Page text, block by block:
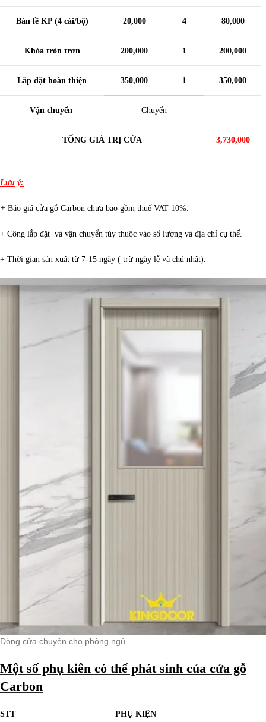
Bản lề KP (4 cái/bộ) 20,000 4 80,000
Khóa tròn trơn 200,000 1 200,000
Lắp đặt hoàn thiện 350,000 1 350,000
Vận chuyển Chuyến –
TỔNG GIÁ TRỊ CỬA 3,730,000
Lưu ý:
+ Báo giá cửa gỗ Carbon chưa bao gồm thuế VAT 10%.
+ Công lắp đặt và vận chuyển tùy thuộc vào số lượng và địa chỉ cụ thể.
+ Thời gian sản xuất từ 7-15 ngày ( trừ ngày lễ và chủ nhật).
Dòng cửa chuyên cho phòng ngủ
Một số phụ kiên có thể phát sinh của cửa gỗ
Carbon
STT PHỤ KIỆN